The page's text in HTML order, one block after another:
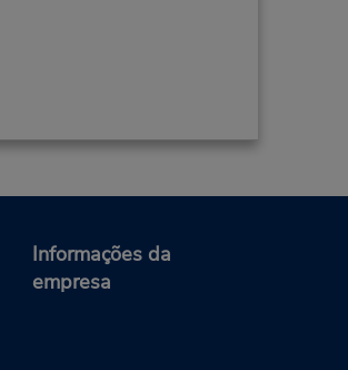
Informações da
empresa